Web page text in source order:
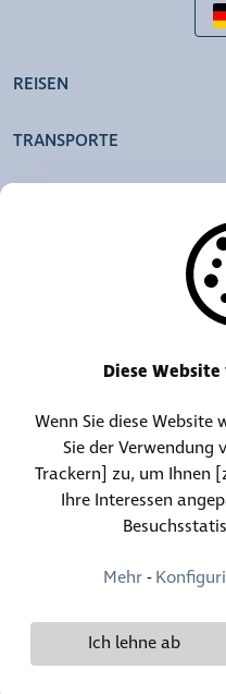
REISEN
TRANSPORTE
Telefonzentrale:
(+352) 30 01 46-1
(+352) 30
Demy Schandeler ©
Diese
Wenn Sie diese
Sie der Verwendung
Trackern] zu, um Ihnen
Ihre Interessen
Mehr-
Ich lehne ab